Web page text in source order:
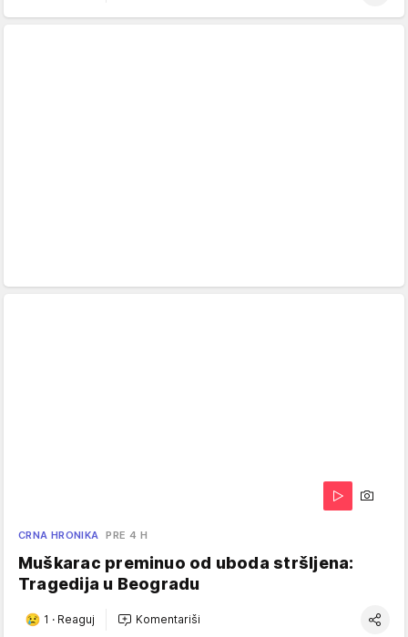
CRNA HRONIKA PRE 4 H
Muškarac preminuo od uboda stršljena:
Tragedija u Beogradu
1 · Reaguj Komentariši